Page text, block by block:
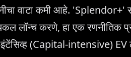
वाटा कमी आहे. 'Splendor+'
लॉन्च करणे, हा एक रणनीतिक
(Capital-intensive) EV